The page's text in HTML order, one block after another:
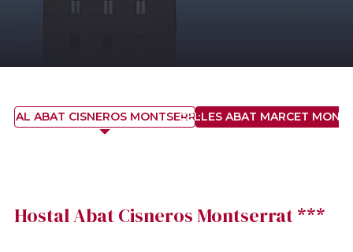
ABAT CISNEROS MONTSERRAT ***CEL·LES ABAT MARCET
Hostal Abat Cisneros Montserrat ***